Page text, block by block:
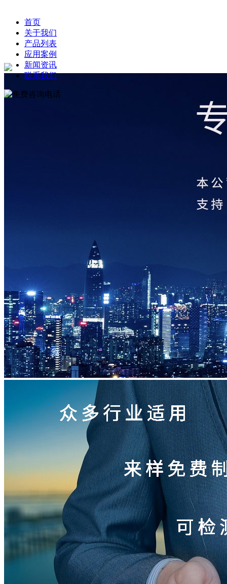
首页
关于我们
产品列表
应用案例
新闻资讯
联系我们